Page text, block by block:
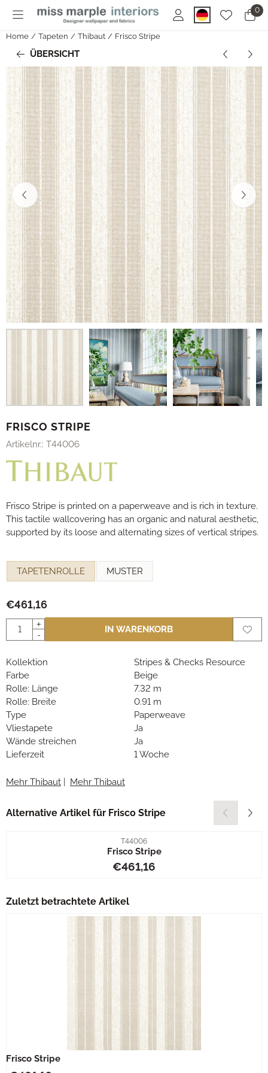
Cookie-Einstellungen sind derzeit geschlossen. 0
Home / Tapeten / Thibaut / Frisco Stripe
ÜBERSICHT
FRISCO STRIPE
Artikelnr.: T44006
Frisco Stripe is printed on a paperweave and is rich in texture.
This tactile wallcovering has an organic and natural aesthetic,
supported by its loose and alternating sizes of vertical stripes.
TAPETENROLLE MUSTER
€461,16
Anzahl
+
-
IN WARENKORB
Kollektion
Stripes & Checks Resource
Farbe
Beige
Rolle: Länge
7.32 m
Rolle: Breite
0.91 m
Type
Paperweave
Vliestapete
Ja
Wände streichen
Ja
Lieferzeit
1 Woche
Mehr Thibaut Mehr Thibaut
Alternative Artikel für Frisco Stripe
Artikelnummer
T44006
Frisco Stripe
Preis: 461,16
€461,16
Zuletzt betrachtete Artikel
Frisco Stripe